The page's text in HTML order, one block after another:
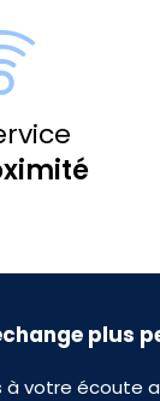
plus
à votre écoute